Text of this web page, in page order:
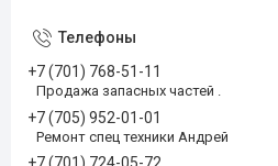
+7 (701) 768-51-11
Продажа запасных частей .
+7 (705) 952-01-01
Ремонт спец техники Андрей